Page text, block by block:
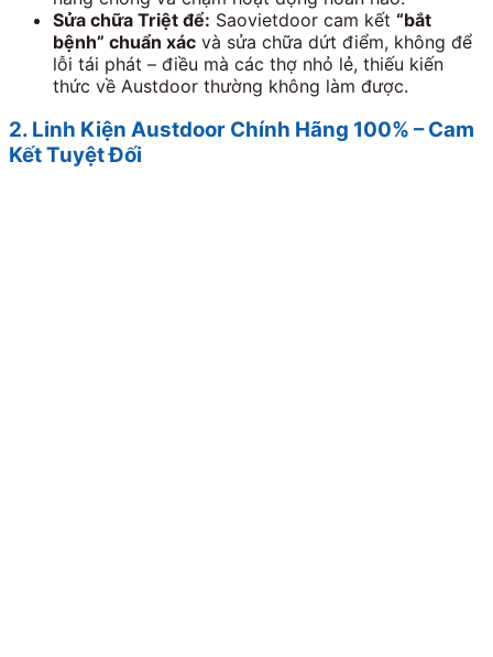
Sửa chữa Triệt để: Saovietdoor cam kết “bắt
bệnh” chuẩn xác và sửa chữa dứt điểm, không để
lỗi tái phát – điều mà các thợ nhỏ lẻ, thiếu kiến
thức về Austdoor thường không làm được.
2. Linh Kiện Austdoor Chính Hãng 100% – Cam
Kết Tuyệt Đối